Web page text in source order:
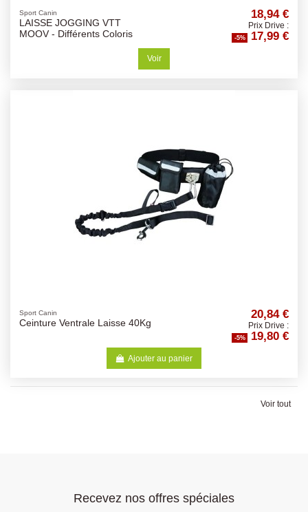
Sport Canin
LAISSE JOGGING VTT
MOOV - Différents Coloris
18,94 €
Prix Drive :
-5% 17,99 €
Voir
Sport Canin
Ceinture Ventrale Laisse 40Kg
20,84 €
Prix Drive :
-5% 19,80 €
Ajouter au panier
Voir tout
Recevez nos offres spéciales